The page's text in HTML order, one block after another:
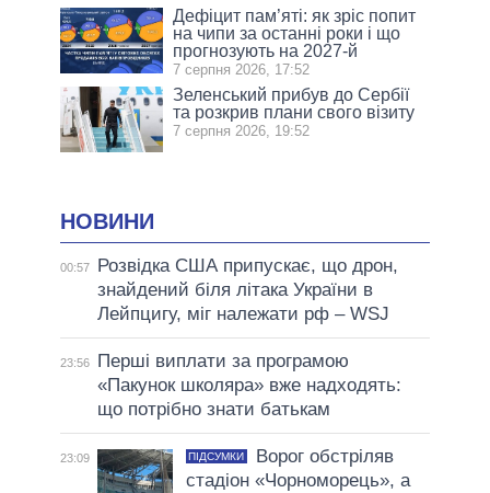
Дефіцит пам’яті: як зріс попит
на чипи за останні роки і що
прогнозують на 2027-й
7 серпня 2026, 17:52
Зеленський прибув до Сербії
та розкрив плани свого візиту
7 серпня 2026, 19:52
НОВИНИ
00:57
Розвідка США припускає, що дрон,
знайдений біля літака України в
Лейпцигу, міг належати рф – WSJ
23:56
Перші виплати за програмою
«Пакунок школяра» вже надходять:
що потрібно знати батькам
23:09 ПІДСУМКИ
Ворог обстріляв
стадіон «Чорноморець», а